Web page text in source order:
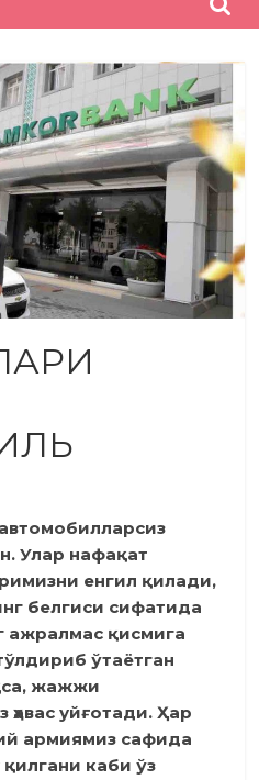
Улар нафақат
енгил қилади,
белгиси сифатида
ажралмас қисмига
ўтаётган
жажжи
уйғотади. Ҳар
армиямиз сафида
каби ўз